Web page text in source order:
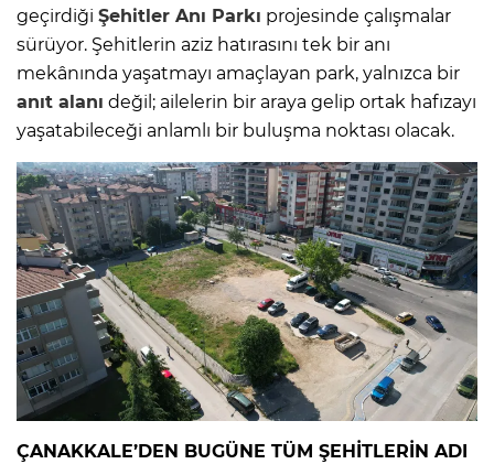
geçirdiği Şehitler Anı Parkı projesinde çalışmalar
sürüyor. Şehitlerin aziz hatırasını tek bir anı
mekânında yaşatmayı amaçlayan park, yalnızca bir
anıt alanı değil; ailelerin bir araya gelip ortak hafızayı
yaşatabileceği anlamlı bir buluşma noktası olacak.
ÇANAKKALE’DEN BUGÜNE TÜM ŞEHİTLERİN ADI